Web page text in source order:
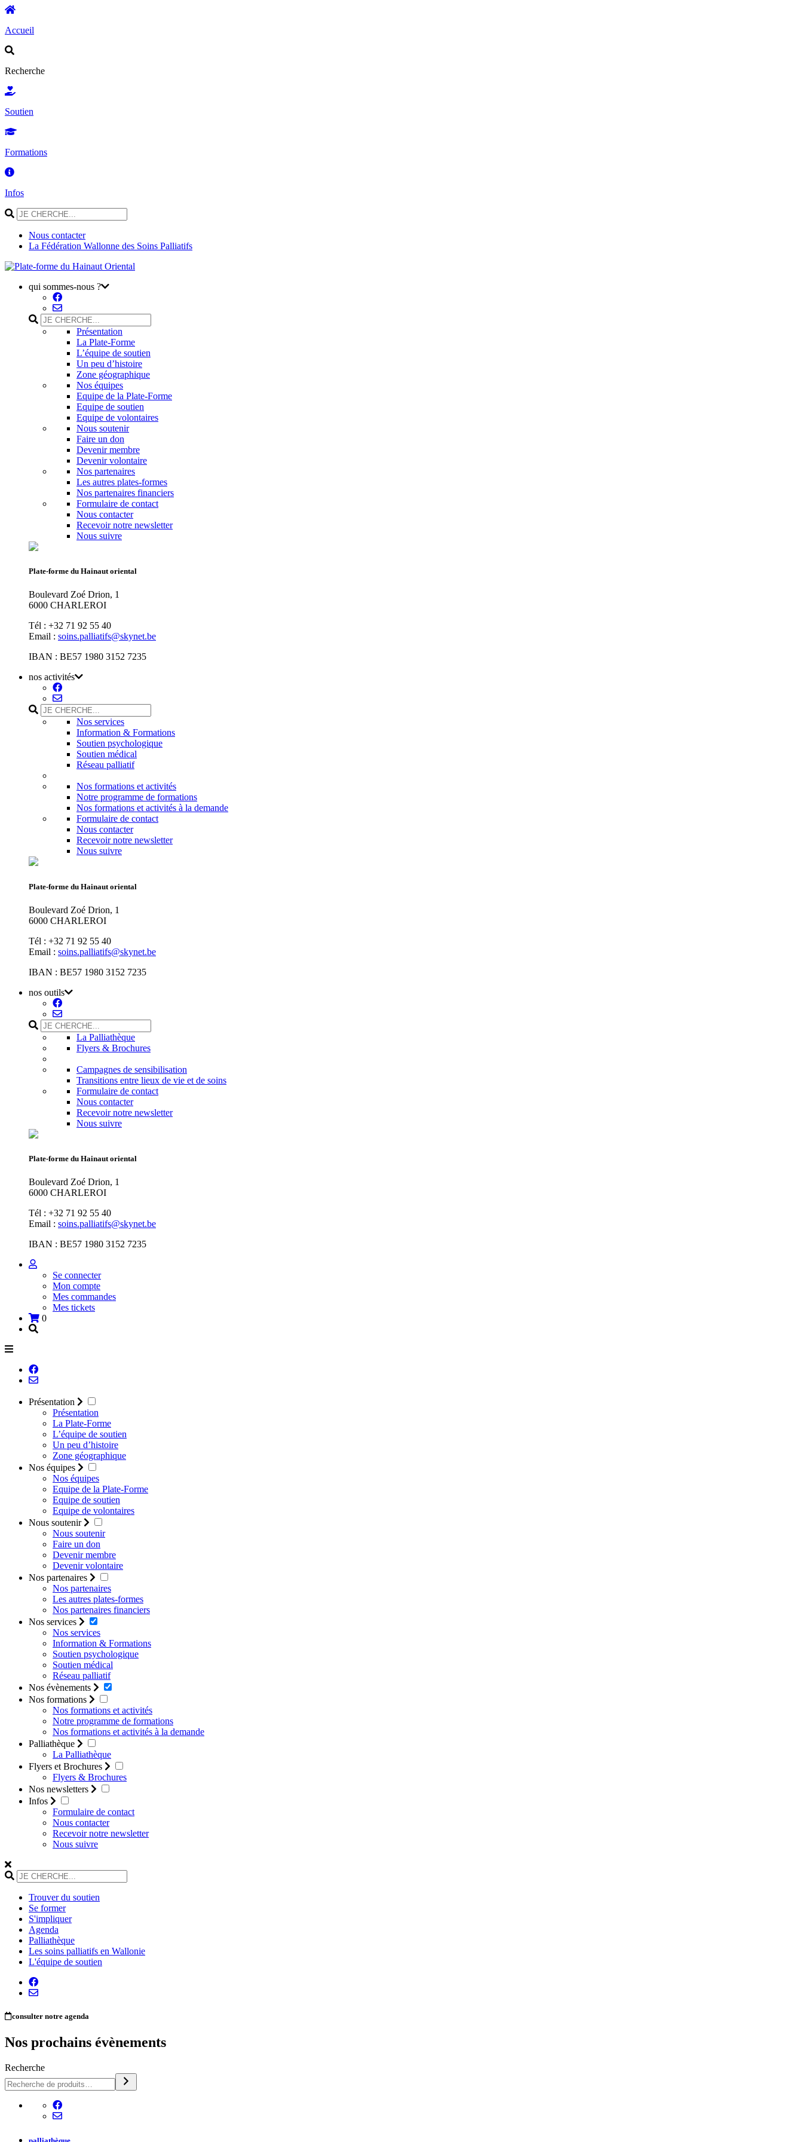
Accueil
Recherche
Soutien
Formations
Infos
Nous contacter
La Fédération Wallonne des Soins Palliatifs
qui sommes-nous ?
Présentation
La Plate-Forme
L’équipe de soutien
Un peu d’histoire
Zone géographique
Nos équipes
Equipe de la Plate-Forme
Equipe de soutien
Equipe de volontaires
Nous soutenir
Faire un don
Devenir membre
Devenir volontaire
Nos partenaires
Les autres plates-formes
Nos partenaires financiers
Formulaire de contact
Nous contacter
Recevoir notre newsletter
Nous suivre
Plate-forme du Hainaut oriental
Boulevard Zoé Drion, 1
6000 CHARLEROI
Tél : +32 71 92 55 40
Email : soins.palliatifs@skynet.be
IBAN : BE57 1980 3152 7235
nos activités
Nos services
Information & Formations
Soutien psychologique
Soutien médical
Réseau palliatif
Nos formations et activités
Notre programme de formations
Nos formations et activités à la demande
Formulaire de contact
Nous contacter
Recevoir notre newsletter
Nous suivre
Plate-forme du Hainaut oriental
Boulevard Zoé Drion, 1
6000 CHARLEROI
Tél : +32 71 92 55 40
Email : soins.palliatifs@skynet.be
IBAN : BE57 1980 3152 7235
nos outils
La Palliathèque
Flyers & Brochures
Campagnes de sensibilisation
Transitions entre lieux de vie et de soins
Formulaire de contact
Nous contacter
Recevoir notre newsletter
Nous suivre
Plate-forme du Hainaut oriental
Boulevard Zoé Drion, 1
6000 CHARLEROI
Tél : +32 71 92 55 40
Email : soins.palliatifs@skynet.be
IBAN : BE57 1980 3152 7235
Se connecter
Mon compte
Mes commandes
Mes tickets
0
Présentation
Présentation
La Plate-Forme
L’équipe de soutien
Un peu d’histoire
Zone géographique
Nos équipes
Nos équipes
Equipe de la Plate-Forme
Equipe de soutien
Equipe de volontaires
Nous soutenir
Nous soutenir
Faire un don
Devenir membre
Devenir volontaire
Nos partenaires
Nos partenaires
Les autres plates-formes
Nos partenaires financiers
Nos services
Nos services
Information & Formations
Soutien psychologique
Soutien médical
Réseau palliatif
Nos évènements
Nos formations
Nos formations et activités
Notre programme de formations
Nos formations et activités à la demande
Palliathèque
La Palliathèque
Flyers et Brochures
Flyers & Brochures
Nos newsletters
Infos
Formulaire de contact
Nous contacter
Recevoir notre newsletter
Nous suivre
Trouver du soutien
Se former
S'impliquer
Agenda
Palliathèque
Les soins palliatifs en Wallonie
L'équipe de soutien
consulter notre agenda
Nos prochains évènements
Recherche